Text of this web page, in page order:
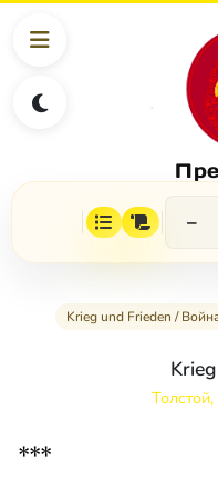
−
Krieg und Frieden /
***